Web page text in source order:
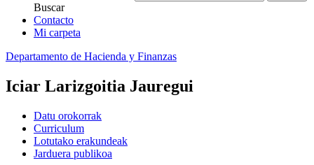
Buscar
Contacto
Mi carpeta
Departamento de Hacienda y Finanzas
Iciar Larizgoitia Jauregui
Datu orokorrak
Curriculum
Lotutako erakundeak
Jarduera publikoa